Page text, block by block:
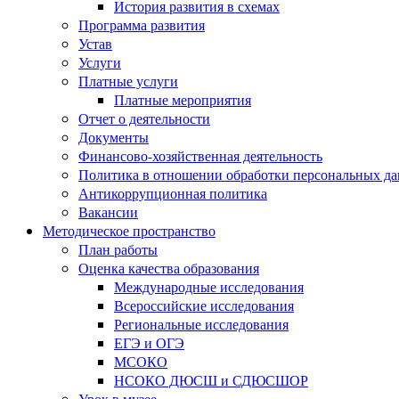
История развития в схемах
Программа развития
Устав
Услуги
Платные услуги
Платные мероприятия
Отчет о деятельности
Документы
Финансово-хозяйственная деятельность
Политика в отношении обработки персональных
Антикоррупционная политика
Вакансии
Методическое пространство
План работы
Оценка качества образования
Международные исследования
Всероссийские исследования
Региональные исследования
ЕГЭ и ОГЭ
МСОКО
НСОКО ДЮСШ и СДЮСШОР